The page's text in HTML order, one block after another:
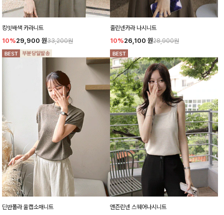
킹밋배색 카라니트
10%29,900 원33,200원
줄린넨카라 나시니트
10%26,100 원28,900원
딘반폴라 울캡소매니트 앤즌린넨 스퀘어나시니트